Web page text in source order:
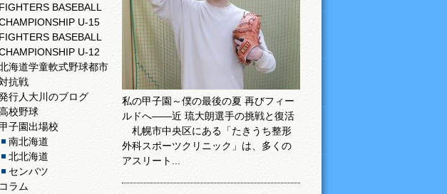
FIGHTERS BASEBALL
U-15
FIGHTERS BASEBALL
U-12
海道学童軟式野球都市
抗戦
行人大川のブログ
校野球
甲子園出場校
南北海道
北北海道
センバツ
コラム
私の甲子園～僕の最後の夏 再びフィー
ルドへ――近 琉大朗選手の挑戦と復活
札幌市中央区にある「たきうち整形
外科スポーツクリニック」は、多くの
アスリート...